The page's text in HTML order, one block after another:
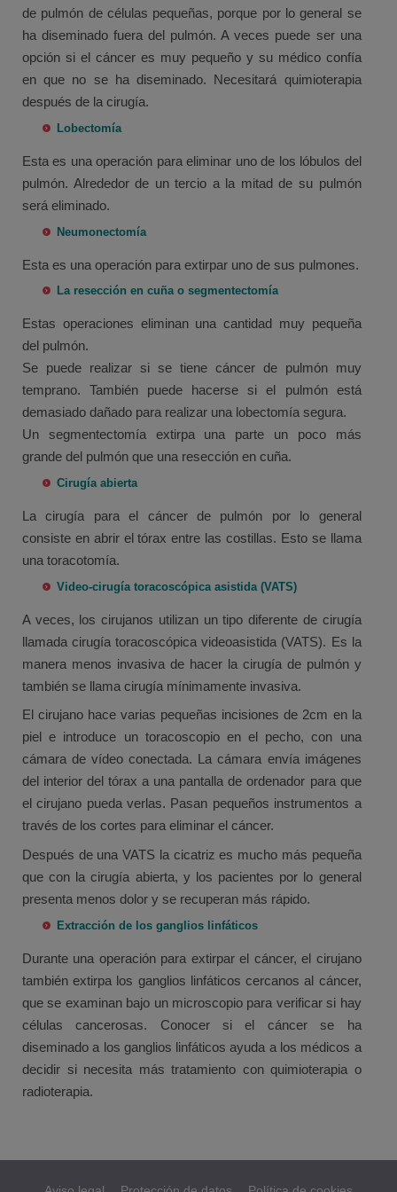
de pulmón de células pequeñas, porque por lo general se
ha diseminado fuera del pulmón. A veces puede ser una
opción si el cáncer es muy pequeño y su médico confía
en que no se ha diseminado. Necesitará quimioterapia
después de la cirugía.
Lobectomía
Esta es una operación para eliminar uno de los lóbulos del
pulmón. Alrededor de un tercio a la mitad de su pulmón
será eliminado.
Neumonectomía
Esta es una operación para extirpar uno de sus pulmones.
La resección en cuña o segmentectomía
Estas operaciones eliminan una cantidad muy pequeña
del pulmón.
Se puede realizar si se tiene cáncer de pulmón muy
temprano. También puede hacerse si el pulmón está
demasiado dañado para realizar una lobectomía segura.
Un segmentectomía extirpa una parte un poco más
grande del pulmón que una resección en cuña.
Cirugía abierta
La cirugía para el cáncer de pulmón por lo general
consiste en abrir el tórax entre las costillas. Esto se llama
una toracotomía.
Video-cirugía toracoscópica asistida (VATS)
A veces, los cirujanos utilizan un tipo diferente de cirugía
llamada cirugía toracoscópica videoasistida (VATS). Es la
manera menos invasiva de hacer la cirugía de pulmón y
también se llama cirugía mínimamente invasiva.
El cirujano hace varias pequeñas incisiones de 2cm en la
piel e introduce un toracoscopio en el pecho, con una
cámara de vídeo conectada. La cámara envía imágenes
del interior del tórax a una pantalla de ordenador para que
el cirujano pueda verlas. Pasan pequeños instrumentos a
través de los cortes para eliminar el cáncer.
Después de una VATS la cicatriz es mucho más pequeña
que con la cirugía abierta, y los pacientes por lo general
presenta menos dolor y se recuperan más rápido.
Extracción de los ganglios linfáticos
Durante una operación para extirpar el cáncer, el cirujano
también extirpa los ganglios linfáticos cercanos al cáncer,
que se examinan bajo un microscopio para verificar si hay
células cancerosas. Conocer si el cáncer se ha
diseminado a los ganglios linfáticos ayuda a los médicos a
decidir si necesita más tratamiento con quimioterapia o
radioterapia.